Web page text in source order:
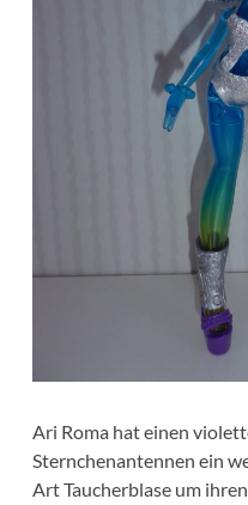
Ari Roma hat einen
Sternchenantennen ein
Art Taucherblase um